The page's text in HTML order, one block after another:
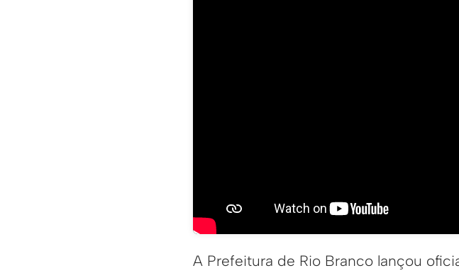
A Prefeitura de Rio Branco lançou